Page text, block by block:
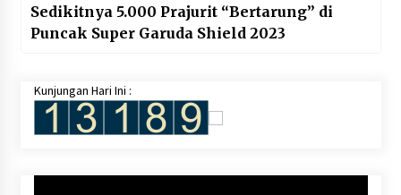
Sedikitnya 5.000 Prajurit “Bertarung” di
Puncak Super Garuda Shield 2023
Kunjungan Hari Ini :